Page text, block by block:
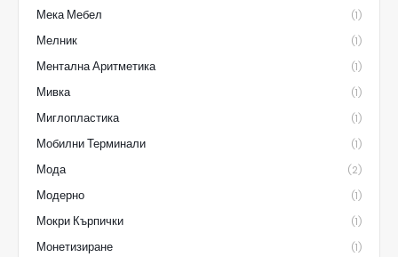
Мека Мебел (1)
Мелник (1)
Ментална Аритметика (1)
Мивка (1)
Миглопластика (1)
Мобилни Терминали (1)
Мода (2)
Модерно (1)
Мокри Кърпички (1)
Монетизиране (1)